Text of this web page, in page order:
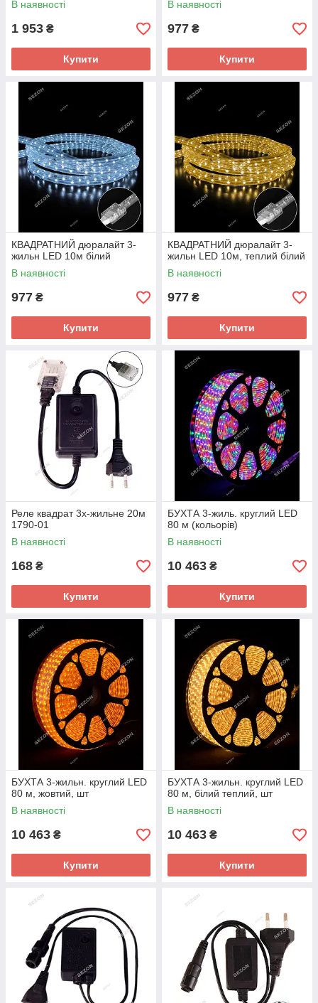
В наявності
1 953 ₴
Купити
В наявності
977 ₴
Купити
КВАДРАТНИЙ дюралайт 3-
жильн LED 10м білий
В наявності
977 ₴
Купити
КВАДРАТНИЙ дюралайт 3-
жильн LED 10м, теплий білий
В наявності
977 ₴
Купити
Реле квадрат 3х-жильне 20м
1790-01
В наявності
168 ₴
Купити
БУХТА 3-жиль. круглий LED
80 м (кольорів)
В наявності
10 463 ₴
Купити
БУХТА 3-жильн. круглий LED
80 м, жовтий, шт
В наявності
10 463 ₴
Купити
БУХТА 3-жильн. круглий LED
80 м, білий теплий, шт
В наявності
10 463 ₴
Купити